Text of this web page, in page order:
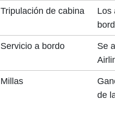
Tripulación de cabina
Los
Servicio a bordo
Se
Millas
de